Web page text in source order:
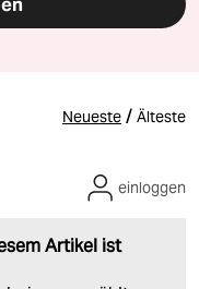
Neueste / Älteste
Artikel ist
einloggen